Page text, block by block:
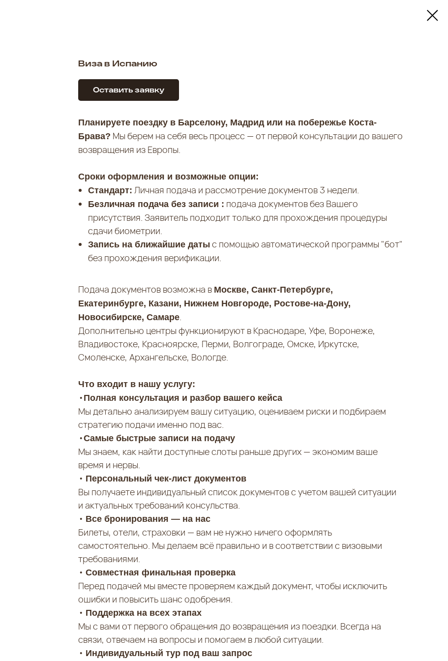
Виза в Испанию
Оставить заявку
Планируете поездку в Барселону, Мадрид или на побережье Коста-
Брава? Мы берем на себя весь процесс — от первой консультации до вашего
возвращения из Европы.
Сроки оформления и возможные опции:
Стандарт: Личная подача и рассмотрение документов 3 недели.
Безличная подача без записи : подача документов без Вашего
присутствия. Заявитель подходит только для прохождения процедуры
сдачи биометрии.
Запись на ближайшие даты с помощью автоматической программы "бот"
без прохождения верификации.
Подача документов возможна в Москве, Санкт-Петербурге,
Екатеринбурге, Казани, Нижнем Новгороде, Ростове-на-Дону,
Новосибирске, Самаре.
Дополнительно центры функционируют в Краснодаре, Уфе, Воронеже,
Владивостоке, Красноярске, Перми, Волгограде, Омске, Иркутске,
Смоленске, Архангельске, Вологде.
Что входит в нашу услугу:
• Полная консультация и разбор вашего кейса
Мы детально анализируем вашу ситуацию, оцениваем риски и подбираем
стратегию подачи именно под вас.
•Самые быстрые записи на подачу
Мы знаем, как найти доступные слоты раньше других — экономим ваше
время и нервы.
• Персональный чек-лист документов
Вы получаете индивидуальный список документов с учетом вашей ситуации
и актуальных требований консульства.
• Все бронирования — на нас
Билеты, отели, страховки — вам не нужно ничего оформлять
самостоятельно. Мы делаем всё правильно и в соответствии с визовыми
требованиями.
• Совместная финальная проверка
Перед подачей мы вместе проверяем каждый документ, чтобы исключить
ошибки и повысить шанс одобрения.
• Поддержка на всех этапах
Мы с вами от первого обращения до возвращения из поездки. Всегда на
связи, отвечаем на вопросы и помогаем в любой ситуации.
• Индивидуальный тур под ваш запрос